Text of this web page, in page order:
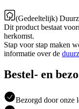
(Gedeeltelijk)
Dit product bestaat
herkomst.
Stap voor stap maken
informatie over de
Bestel- en
Bezorgd door onze